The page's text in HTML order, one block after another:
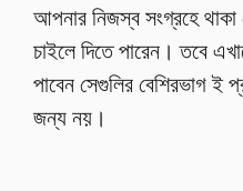
আপনার নিজস্ব সংগ্রহে
চাইলে দিতে পারেন। তবে
পাবেন সেগুলির বেশিরভাগ
জন্য নয়।